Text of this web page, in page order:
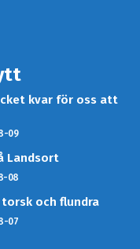
kvar för oss att
09
Landsort
08
och flundra
07